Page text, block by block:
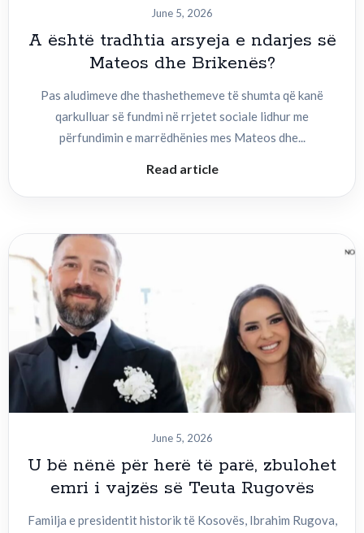
June 5, 2026
A është tradhtia arsyeja e ndarjes së
Mateos dhe Brikenës?
Pas aludimeve dhe thashethemeve të shumta që kanë
qarkulluar së fundmi në rrjetet sociale lidhur me
përfundimin e marrëdhënies mes Mateos dhe...
Read article
June 5, 2026
U bë nënë për herë të parë, zbulohet
emri i vajzës së Teuta Rugovës
Familja e presidentit historik të Kosovës, Ibrahim Rugova,